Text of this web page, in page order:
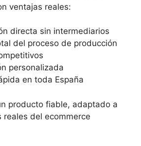
ventajas reales:
directa sin intermediarios
del proceso de producción
personalizada
en toda España
producto fiable, adaptado a
reales del ecommerce